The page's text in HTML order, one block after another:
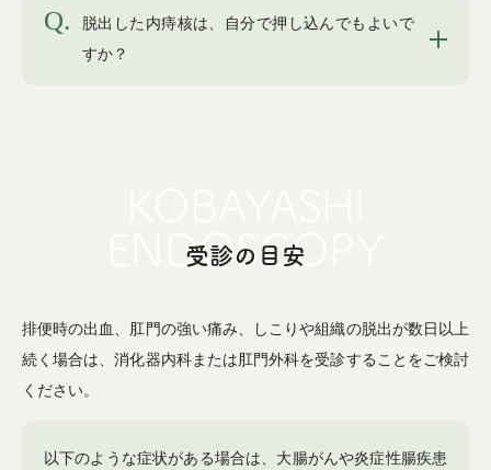
脱出した内痔核は、自分で押し込んでもよいで
すか？
受診の目安
排便時の出血、肛門の強い痛み、しこりや組織の脱出が数日以上
続く場合は、消化器内科または肛門外科を受診することをご検討
ください。
以下のような症状がある場合は、大腸がんや炎症性腸疾患